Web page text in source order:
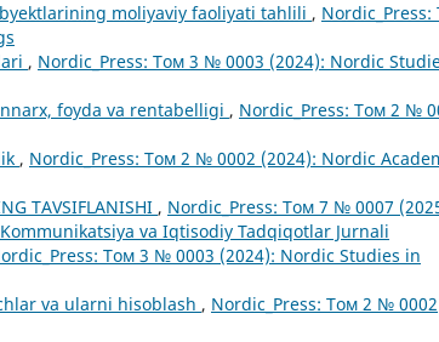
moliyaviy faoliyati tahlili , Nordic_Press:
, Nordic_Press: Том 3 № 0003 (2024): Nordic
foyda va rentabelligi , Nordic_Press: Том 2 №
, Nordic_Press: Том 2 № 0002 (2024): Nordic
TAVSIFLANISHI , Nordic_Press: Том 7 № 0007
va Iqtisodiy Tadqiqotlar Jurnali
Том 3 № 0003 (2024): Nordic Studies in
va ularni hisoblash , Nordic_Press: Том 2 № 0002